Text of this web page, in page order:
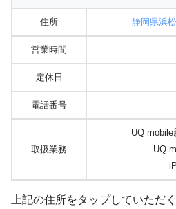
住所 静岡県浜
営業時間
定休日
電話番号
取扱業務
UQ
UQ
上記の住所をタップしていた